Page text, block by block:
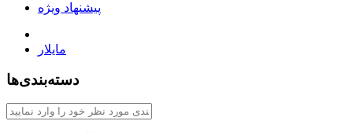
پیشنهاد ویژه
مایلار
دسته‌بندی‌ها